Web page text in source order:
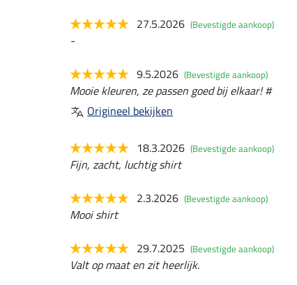
27.5.2026 (Bevestigde aankoop)
-
9.5.2026 (Bevestigde aankoop)
Mooie kleuren, ze passen goed bij elkaar! #
Origineel bekijken
18.3.2026 (Bevestigde aankoop)
Fijn, zacht, luchtig shirt
2.3.2026 (Bevestigde aankoop)
Mooi shirt
29.7.2025 (Bevestigde aankoop)
Valt op maat en zit heerlijk.